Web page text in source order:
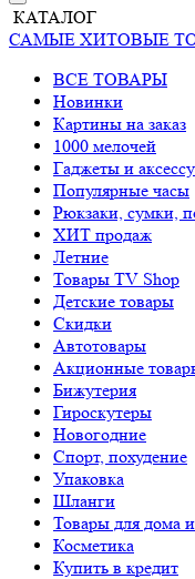
КАТАЛОГ
САМЫЕ ХИТОВЫЕ
ВСЕ ТОВАРЫ
Новинки
Картины на заказ
1000 мелочей
Гаджеты и
Популярные часы
Рюкзаки, сумки,
ХИТ продаж
Летние
Товары TV Shop
Детские товары
Cкидки
Автотовары
Акционные
Бижутерия
Гироскутеры
Новогодние
Спорт, похудение
Упаковка
Шланги
Товары для дома
Косметика
Купить в кредит